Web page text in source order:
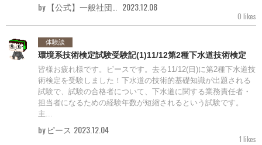
by 【公式】一般社団法人投資不動産流通協会 2023.12.08
0 likes
体験談
環境系技術検定試験受験記(1)11/12第2種下水道技術検定
皆様お疲れ様です。ピースです。去る11/12(日)に第2種下水道技
術検定を受験しました！下水道の技術的基礎知識が出題される
試験で、試験の合格者について、下水道に関する業務責任者・
担当者になるための経験年数が短縮されるという試験です。
主...
by ピース 2023.12.04
1 likes